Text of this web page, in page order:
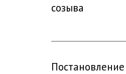
созыва